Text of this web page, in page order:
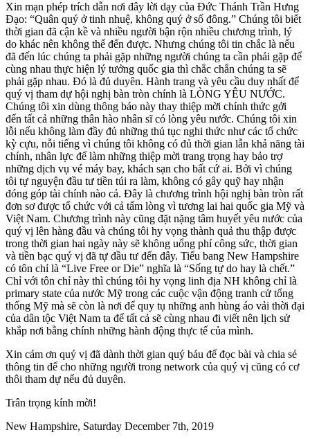
Xin mạn phép trích dẫn nơi đây lời dạy của Đức Thánh Trần Hưng
Đạo: “Quân quý ở tinh nhuệ, không quý ở số đông.” Chúng tôi biết
thời gian đã cận kề và nhiều người bận rộn nhiều chương trình, lý
do khác nên không thể đến được. Nhưng chúng tôi tin chắc là nếu
đã đến lúc chúng ta phải gặp những người chúng ta cần phải gặp để
cùng nhau thực hiện lý tưởng quốc gia thì chắc chắn chúng ta sẽ
phải gặp nhau. Đó là đủ duyên. Hành trang và yêu cầu duy nhất để
quý vị tham dự hội nghị bàn tròn chính là LÒNG YÊU NƯỚC.
Chúng tôi xin dùng thông báo này thay thiệp mời chính thức gởi
đến tất cả những thân hào nhân sĩ có lòng yêu nước. Chúng tôi xin
lỗi nếu không làm đầy đủ những thủ tục nghi thức như các tổ chức
kỳ cựu, nỗi tiếng vì chúng tôi không có đủ thời gian lẫn khả năng tài
chính, nhân lực để làm những thiệp mời trang trọng hay bảo trợ
những dịch vụ vé máy bay, khách sạn cho bất cứ ai. Bởi vì chúng
tôi tự nguyện đầu tư tiền túi ra làm, không có gây quỹ hay nhận
đóng góp tài chính nào cả. Đây là chương trình hội nghị bàn tròn rất
đơn sơ được tổ chức với cả tấm lòng vì tương lai hai quốc gia Mỹ và
Việt Nam. Chương trình này cũng đặt nặng tâm huyết yêu nước của
quý vị lên hàng đầu và chúng tôi hy vọng thành quả thu thập được
trong thời gian hai ngày này sẽ không uổng phí công sức, thời gian
và tiền bạc quý vị đã tự đầu tư đến đây. Tiểu bang New Hampshire
có tôn chỉ là “Live Free or Die” nghĩa là “Sống tự do hay là chết.”
Chỉ với tôn chỉ này thì chúng tôi hy vọng linh địa NH không chỉ là
primary state của nước Mỹ trong các cuộc vận động tranh cử tổng
thống Mỹ mà sẽ còn là nơi để quy tụ những anh hùng áo vải thời đại
của dân tộc Việt Nam ta để tất cả sẽ cùng nhau đi viết nên lịch sử
khắp nơi bằng chính những hành động thực tế của mình.
Xin cám ơn quý vị đã dành thời gian quý báu để đọc bài và chia sẻ
thông tin để cho những người trong network của quý vị cũng có cơ
thôi tham dự nếu đủ duyên.
Trân trọng kính mời!
New Hampshire, Saturday December 7th, 2019